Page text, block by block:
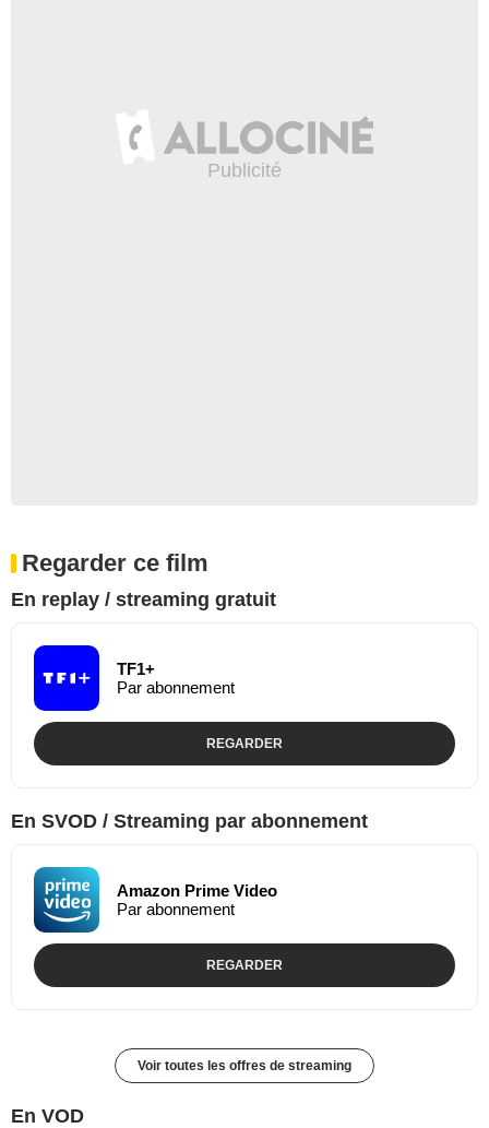
Regarder ce film
En replay / streaming gratuit
TF1+
Par abonnement
REGARDER
En SVOD / Streaming par abonnement
Amazon Prime Video
Par abonnement
REGARDER
Voir toutes les offres de streaming
En VOD